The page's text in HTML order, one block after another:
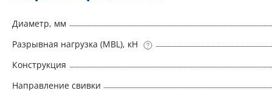
Диаметр, мм
Разрывная нагрузка (MBL), кН
Конструкция
Направление свивки